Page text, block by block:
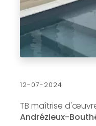
12-07-2024
TB maîtrise
Andrézieux-